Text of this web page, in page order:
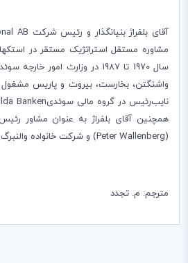
آقای بلفراژ بنیانگذار و رئیس شرکت AB
مشاوره مستقل استراتژیک مستقر در
سال 1970 تا 1987 در وزارت امور
نایب‌رئیس در گروه مالی سوئدیBanken
همچنین آقای بلفراژ به عنوان مشاور
(
Peter Wallenberg) و شرکت خانواده
مترجم: م. تجدد